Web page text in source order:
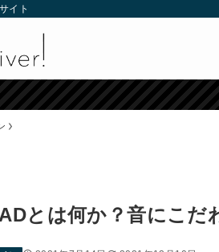
イト
とは何か？音にこだ